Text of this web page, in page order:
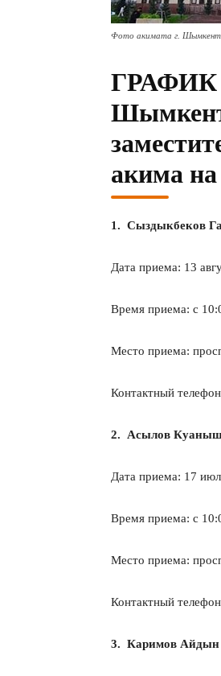
Фото акимата г. Шымкент
ГРАФИК
акима на
1. Сыздыкбеков
Дата приема: 13
Время приема: с
Место приема:
Контактный
2. Асылов Куаныш
Дата приема: 17
Время приема: с
Место приема:
Контактный
3. Каримов Айдын